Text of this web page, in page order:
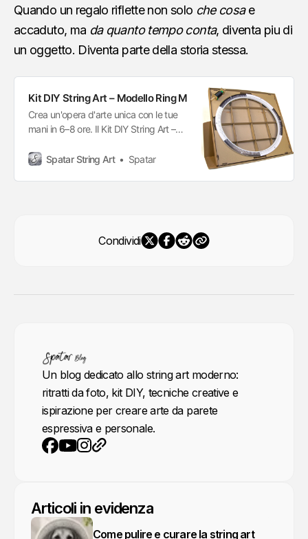
Quando un regalo riflette non solo che cosae
accaduto, ma da quanto tempo conta, diventa piu di
un oggetto. Diventa parte della storia stessa.
Kit DIY String Art – Modello Ring M
Crea un'opera d'arte unica con le tue
mani in 6–8 ore. Il Kit DIY String Art –
trasformare una foto in una
consentendoti di "disegnare"
Spatar String Art Spatar
Condividi
Un blog dedicato allo string art moderno:
ritratti da foto, kit DIY, tecniche creative e
ispirazione per creare arte da parete
espressiva e personale.
Articoli in evidenza
Come pulire e curare la string art